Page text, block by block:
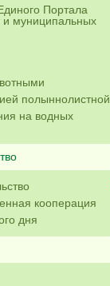
Портала
и муниципальных
полыннолистной
на водных
кооперация
дня